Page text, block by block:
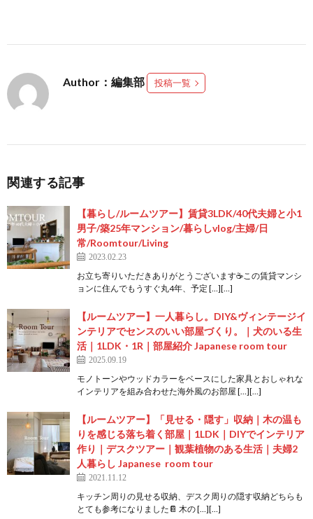
Author：編集部 投稿一覧
関連する記事
【暮らし/ルームツアー】賃貸3LDK/40代夫婦と小1
男子/築25年マンション/暮らしvlog/主婦/日
常/Roomtour/Living
2023.02.23
お立ち寄りいただきありがとうございます☕この賃貸マンシ
ョンに住んでもうすぐ丸4年、予定 […][…]
【ルームツアー】一人暮らし。DIY&ヴィンテージイ
ンテリアでセンスのいい部屋づくり。｜犬のいる生
活｜1LDK・1R｜部屋紹介 Japanese room tour
2025.09.19
モノトーンやウッドカラーをベースにした家具とおしゃれな
インテリアを組み合わせた海外風のお部屋 […][…]
【ルームツアー】「見せる・隠す」収納｜木の温も
りを感じる落ち着く部屋｜1LDK｜DIYでインテリア
作り｜デスクツアー｜観葉植物のある生活｜夫婦2
人暮らし Japanese room tour
2021.11.12
キッチン周りの見せる収納、デスク周りの隠す収納どちらも
とても参考になりました📔 木の […][…]